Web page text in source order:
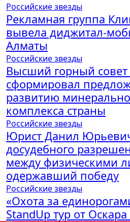
Российские звезды
Рекламная группа
вывела диджитал-
Алматы
Российские звезды
Высший горный совет
сформировал
развитию
комплекса страны
Российские звезды
Юрист Данил
досудебного
между физическими
одержавший победу
Российские звезды
«Охота за
StandUp тур от